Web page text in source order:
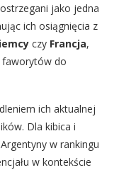
jako jedna
ich osiągnięcia z
czy Francja,
faworytów do
ich aktualnej
Dla kibica i
w rankingu
w kontekście